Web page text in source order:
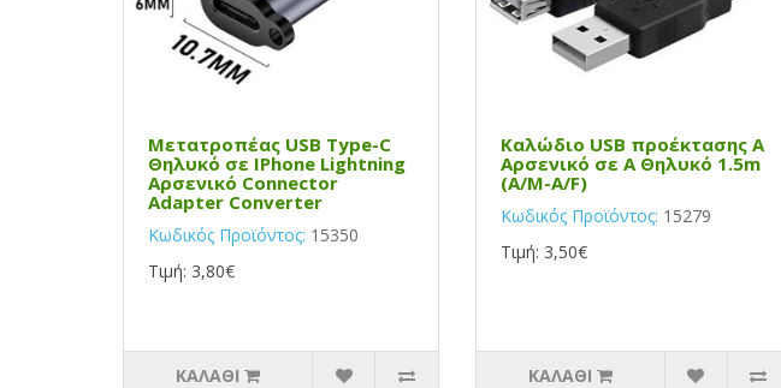
Μετατροπέας USB Type-C
Θηλυκό σε IPhone Lightning
Αρσενικό Connector
Adapter Converter
Κωδικός Προϊόντος: 15350
Τιμή: 3,80€
ΚΑΛΆΘΙ
Καλώδιο USB προέκτασης Α
Αρσενικό σε Α Θηλυκό 1.5m
(A/M-A/F)
Κωδικός Προϊόντος: 15279
Τιμή: 3,50€
ΚΑΛΆΘΙ